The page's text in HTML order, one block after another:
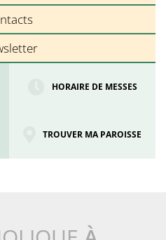
HORAIRE DE MESSES
TROUVER MA PAROISSE